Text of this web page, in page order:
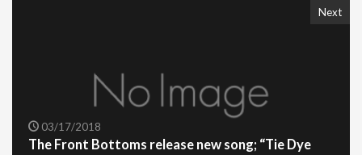
Next
03/17/2018
The Front Bottoms release new song; “Tie Dye